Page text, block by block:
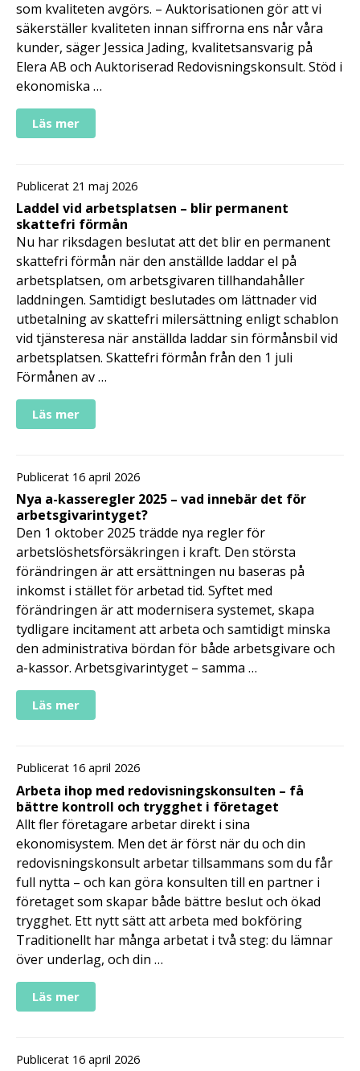
som kvaliteten avgörs. – Auktorisationen gör att vi
säkerställer kvaliteten innan siffrorna ens når våra
kunder, säger Jessica Jading, kvalitetsansvarig på
Elera AB och Auktoriserad Redovisningskonsult. Stöd i
ekonomiska …
Läs mer
Publicerat 21 maj 2026
Laddel vid arbetsplatsen – blir permanent
skattefri förmån
Nu har riksdagen beslutat att det blir en permanent
skattefri förmån när den anställde laddar el på
arbetsplatsen, om arbetsgivaren tillhandahåller
laddningen. Samtidigt beslutades om lättnader vid
utbetalning av skattefri milersättning enligt schablon
vid tjänsteresa när anställda laddar sin förmånsbil vid
arbetsplatsen. Skattefri förmån från den 1 juli
Förmånen av …
Läs mer
Publicerat 16 april 2026
Nya a-kasseregler 2025 – vad innebär det för
arbetsgivarintyget?
Den 1 oktober 2025 trädde nya regler för
arbetslöshetsförsäkringen i kraft. Den största
förändringen är att ersättningen nu baseras på
inkomst i stället för arbetad tid. Syftet med
förändringen är att modernisera systemet, skapa
tydligare incitament att arbeta och samtidigt minska
den administrativa bördan för både arbetsgivare och
a-kassor. Arbetsgivarintyget – samma …
Läs mer
Publicerat 16 april 2026
Arbeta ihop med redovisningskonsulten – få
bättre kontroll och trygghet i företaget
Allt fler företagare arbetar direkt i sina
ekonomisystem. Men det är först när du och din
redovisningskonsult arbetar tillsammans som du får
full nytta – och kan göra konsulten till en partner i
företaget som skapar både bättre beslut och ökad
trygghet. Ett nytt sätt att arbeta med bokföring
Traditionellt har många arbetat i två steg: du lämnar
över underlag, och din …
Läs mer
Publicerat 16 april 2026